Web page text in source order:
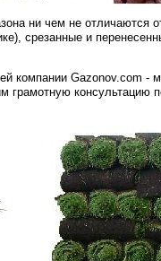
ни чем не отличаются
срезанные и
компании Gazonov.com -
грамотную